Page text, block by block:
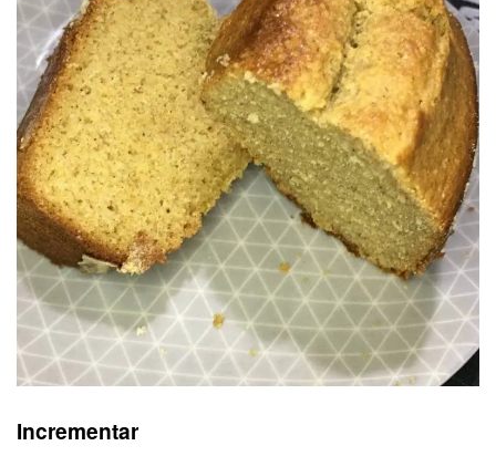
Incrementar